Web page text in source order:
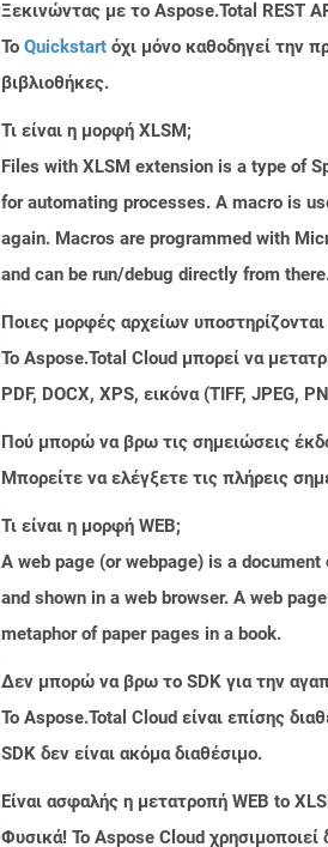
Ξεκινώντας με το Aspose.Total REST
Το Quickstart όχι μόνο καθοδηγεί την
βιβλιοθήκες.
Τι είναι η μορφή XLSM;
Files with XLSM extension is a type of
for automating processes. A macro is
again. Macros are programmed with
and can be run/debug directly from
Ποιες μορφές αρχείων
Το Aspose.Total Cloud μπορεί να
PDF, DOCX, XPS, εικόνα (TIFF, JPEG,
Πού μπορώ να βρω τις σημειώσεις
Μπορείτε να ελέγξετε τις πλήρεις
Τι είναι η μορφή WEB;
A web page (or webpage) is a
and shown in a web browser. A web
metaphor of paper pages in a book.
Δεν μπορώ να βρω το SDK για την
Το Aspose.Total Cloud είναι επίσης
SDK δεν είναι ακόμα διαθέσιμο.
Είναι ασφαλής η μετατροπή WEB to
Φυσικά! Το Aspose Cloud